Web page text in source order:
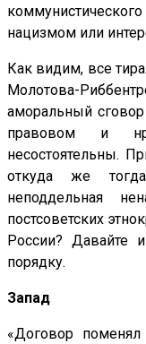
нацизмом или
Как видим, все
Молотова-
аморальный
правовом и
несостоятельны.
откуда же
неподдельная
постсоветских
России? Давайте
порядку.
Запад
«Договор